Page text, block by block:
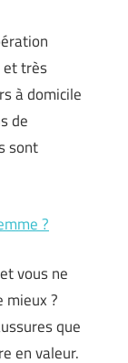
et très
à domicile
de
sont
?
et vous ne
mieux ?
que
en valeur.